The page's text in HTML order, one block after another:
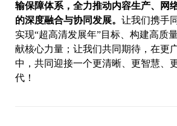
输保障体系，全力推动内容生产、网
的深度融合与协同发展。 让我们携手
实现“超高清发展年”目标、构建高质
献核心力量；让我们共同期待，在更
中，共同迎接一个更清晰、更智慧、
代！